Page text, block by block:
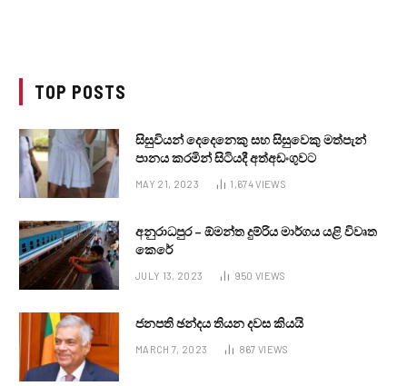
TOP POSTS
සිසුවියන් දෙදෙනෙකු සහ සිසුවෙකු මත්පැන්
පානය කරමින් සිටියදී අත්අඩංගුවට
MAY 21, 2023 1,674VIEWS
අනුරාධපුර – ඕමන්ත දුම්රිය මාර්ගය යළි විවෘත
කෙරේ
JULY 13, 2023 950 VIEWS
ජනපති ඡන්දය තියන දවස කියයි
MARCH 7, 2023 867 VIEWS